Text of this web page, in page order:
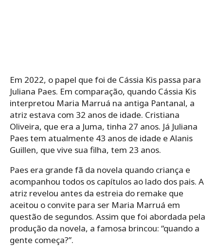
Em 2022, o papel que foi de Cássia Kis passa para
Juliana Paes. Em comparação, quando Cássia Kis
interpretou Maria Marruá na antiga Pantanal, a
atriz estava com 32 anos de idade. Cristiana
Oliveira, que era a Juma, tinha 27 anos. Já Juliana
Paes tem atualmente 43 anos de idade e Alanis
Guillen, que vive sua filha, tem 23 anos.
Paes era grande fã da novela quando criança e
acompanhou todos os capítulos ao lado dos pais. A
atriz revelou antes da estreia do remake que
aceitou o convite para ser Maria Marruá em
questão de segundos. Assim que foi abordada pela
produção da novela, a famosa brincou: “quando a
gente começa?”.